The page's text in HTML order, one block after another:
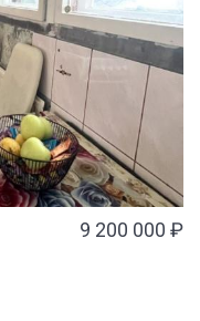
9 200 000 ₽